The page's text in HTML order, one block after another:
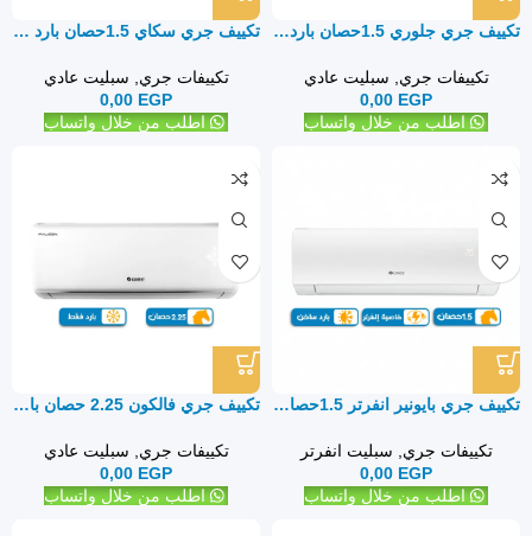
تكييف جري جلوري 1.5حصان بارد ساخن – سبليت
تكييفات جري
سبليت عادي
0,00 EGP
اطلب من خلال واتساب
تكييف جري سكاي 1.5حصان بارد فقط Gree Sky – سبليت
تكييفات جري
سبليت عادي
0,00 EGP
اطلب من خلال واتساب
تكييف جري بايونير انفرتر 1.5حصان بارد ساخن – سبليت
تكييفات جري
سبليت انفرتر
0,00 EGP
اطلب من خلال واتساب
تكييف جري فالكون 2.25 حصان بارد فقط – سبليت
تكييفات جري
سبليت عادي
0,00 EGP
اطلب من خلال واتساب